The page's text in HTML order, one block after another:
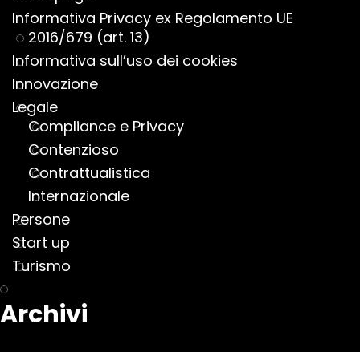
Informativa Privacy ex Regolamento UE
2016/679 (art. 13)
Informativa sull’uso dei cookies
Innovazione
Legale
Compliance e Privacy
Contenzioso
Contrattualistica
Internazionale
Persone
Start up
Turismo
Archivi